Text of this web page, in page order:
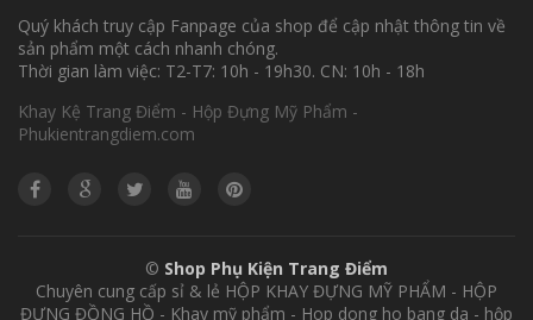
Quý khách truy cập Fanpage của shop để cập nhật thông tin về
sản phẩm một cách nhanh chóng.
Thời gian làm việc: T2-T7: 10h - 19h30. CN: 10h - 18h
Khay Kệ Trang Điểm - Hộp Đựng Mỹ Phẩm -
Phukientrangdiem.com
© Shop Phụ Kiện Trang Điểm
Chuyên cung cấp sỉ & lẻ HỘP KHAY ĐỰNG MỸ PHẨM - HỘP
ĐỰNG ĐỒNG HỒ - Khay mỹ phẩm - Hop dong ho bang da - hộp